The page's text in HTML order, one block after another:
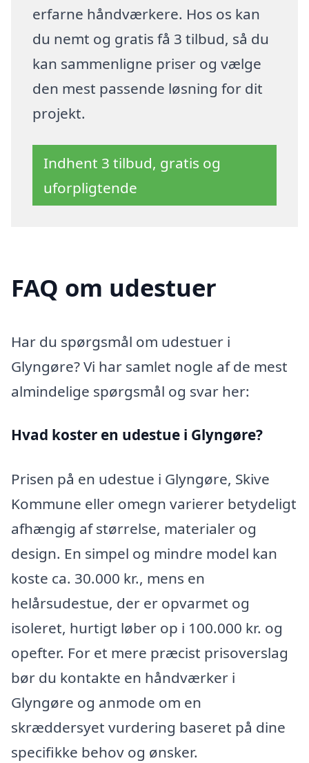
erfarne håndværkere. Hos os kan
du nemt og gratis få 3 tilbud, så du
kan sammenligne priser og vælge
den mest passende løsning for dit
projekt.
Indhent 3 tilbud, gratis og
uforpligtende
FAQ om udestuer
Har du spørgsmål om udestuer i
Glyngøre? Vi har samlet nogle af de mest
almindelige spørgsmål og svar her:
Hvad koster en udestue i Glyngøre?
Prisen på en udestue i Glyngøre, Skive
Kommune eller omegn varierer betydeligt
afhængig af størrelse, materialer og
design. En simpel og mindre model kan
koste ca. 30.000 kr., mens en
helårsudestue, der er opvarmet og
isoleret, hurtigt løber op i 100.000 kr. og
opefter. For et mere præcist prisoverslag
bør du kontakte en håndværker i
Glyngøre og anmode om en
skræddersyet vurdering baseret på dine
specifikke behov og ønsker.